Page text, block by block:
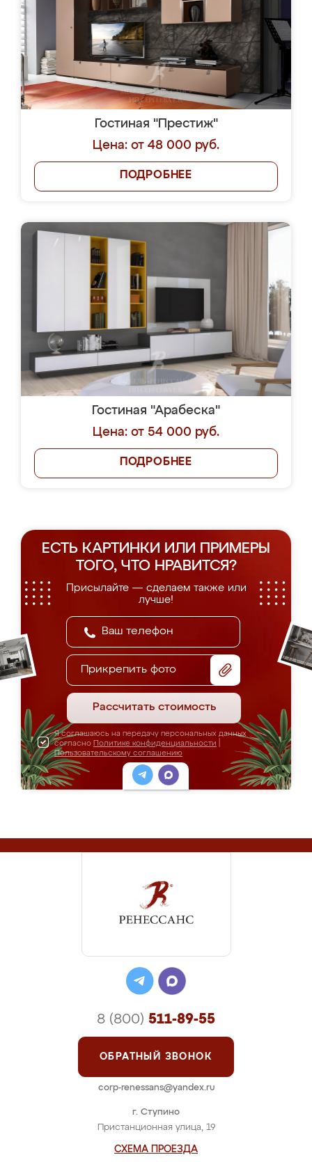
Гостиная "Престиж"
Цена: от 48 000 руб.
ПОДРОБНЕЕ
Гостиная "Арабеска"
Цена: от 54 000 руб.
ПОДРОБНЕЕ
ЕСТЬ КАРТИНКИ ИЛИ ПРИМЕРЫ
ТОГО, ЧТО НРАВИТСЯ?
Присылайте — сделаем также или
лучше!
Прикрепить фото
Рассчитать стоимость
Я соглашаюсь на передачу персональных данных
согласно Политике конфиденциальности
Пользовательскому соглашению
г. Ступино
Пристанционная улица, 19
СХЕМА ПРОЕЗДА
8 (800) 511-89-55
ОБРАТНЫЙ ЗВОНОК
corp-renessans@yandex.ru